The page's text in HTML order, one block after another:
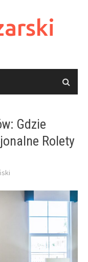
Gdzie
Rolety